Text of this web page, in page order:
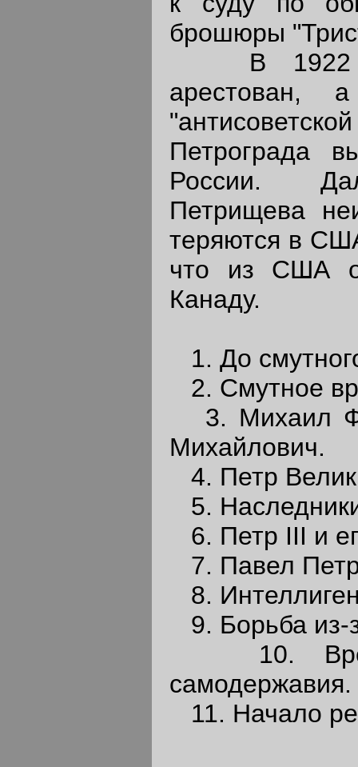
брошюры
В 1922
арестован,
Петрограда
России.
Петрищева
теряются в
что из США
Канаду.
1. До
2. Смутное
3. Михаил
Михайлович.
4. Петр
5.
6. Петр III и
7. Павел
8.
9. Борьба из-
10.
самодержавия.
11. Начало